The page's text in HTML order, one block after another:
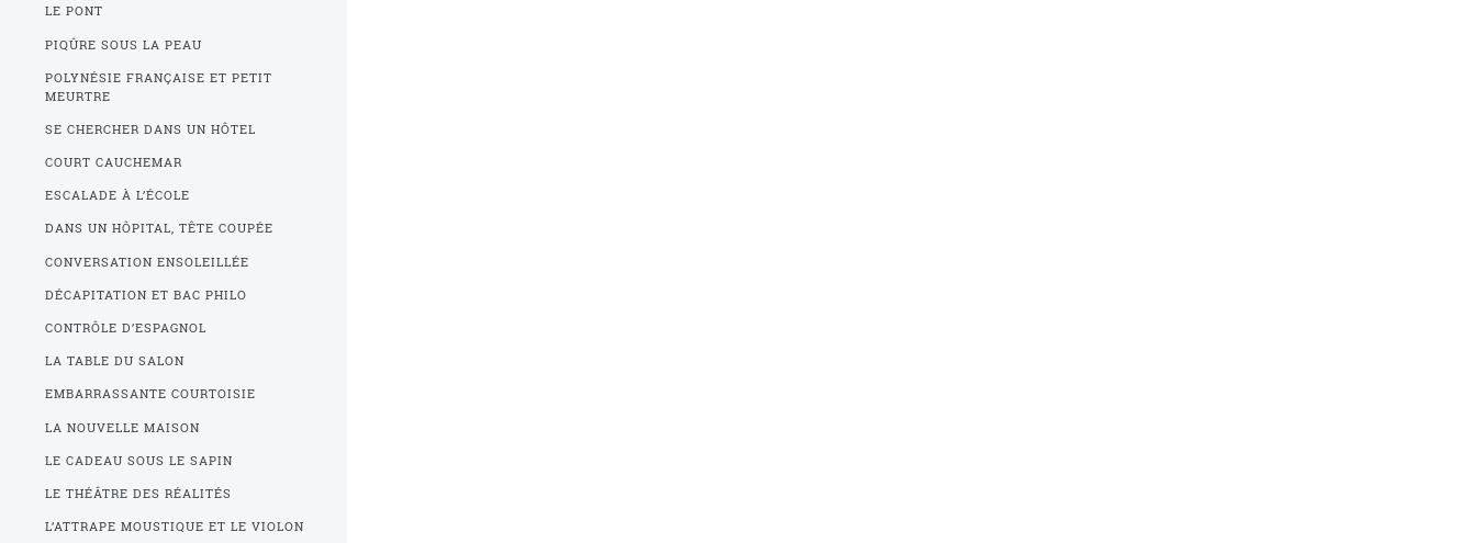
LE PONT
PIQÛRE SOUS LA PEAU
POLYNÉSIE FRANÇAISE ET PETIT
MEURTRE
SE CHERCHER DANS UN HÔTEL
COURT CAUCHEMAR
ESCALADE À L’ÉCOLE
DANS UN HÔPITAL, TÊTE COUPÉE
CONVERSATION ENSOLEILLÉE
DÉCAPITATION ET BAC PHILO
CONTRÔLE D’ESPAGNOL
LA TABLE DU SALON
EMBARRASSANTE COURTOISIE
LA NOUVELLE MAISON
LE CADEAU SOUS LE SAPIN
LE THÉÂTRE DES RÉALITÉS
L’ATTRAPE MOUSTIQUE ET LE VIOLON